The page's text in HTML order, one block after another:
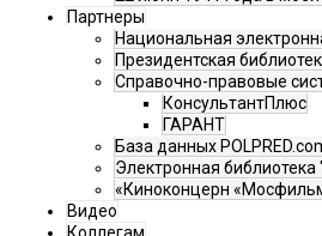
Партнеры
Национальная
Президентская
Справочно-правовые
КонсультантПлюс
ГАРАНТ
База данных
Электронная библиотека
«Киноконцерн
Видео